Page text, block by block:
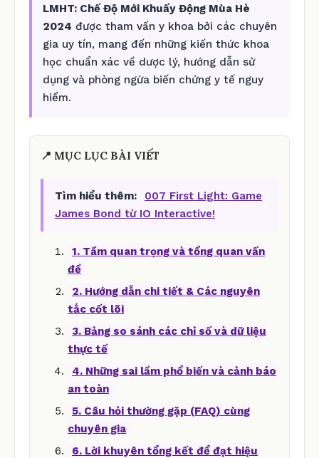
LMHT: Chế Độ Mới Khuấy Động Mùa Hè
2024 được tham vấn y khoa bởi các chuyên
gia uy tín, mang đến những kiến thức khoa
học chuẩn xác về dược lý, hướng dẫn sử
dụng và phòng ngừa biến chứng y tế nguy
hiểm.
📍 MỤC LỤC BÀI VIẾT
Tìm hiểu thêm:
007 First Light: Game
James Bond từ IO Interactive!
1. Tầm quan trọng và tổng quan vấn
đề
2. Hướng dẫn chi tiết & Các nguyên
tắc cốt lõi
3. Bảng so sánh các chỉ số và dữ liệu
thực tế
4. Những sai lầm phổ biến và cảnh báo
an toàn
5. Câu hỏi thường gặp (FAQ) cùng
chuyên gia
6. Lời khuyên tổng kết để đạt hiệu